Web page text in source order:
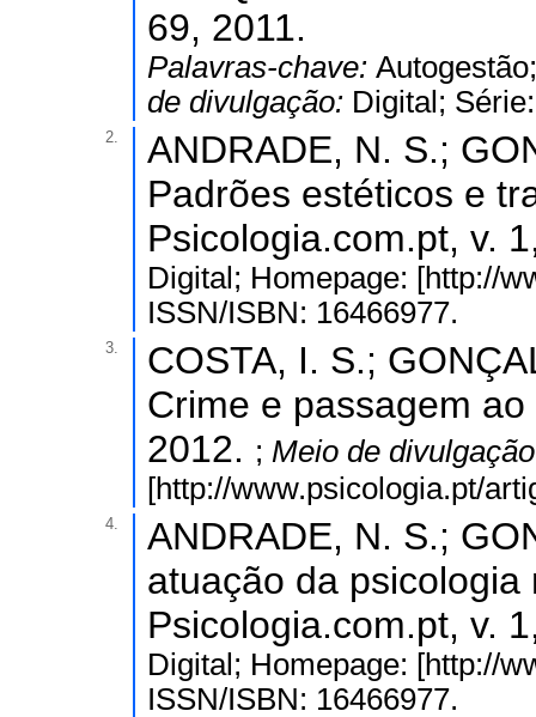
69, 2011.
Palavras-chave:
de divulgação: Digital;
2.
ANDRADE, N. S.;
Padrões estéticos e
Psicologia.com.pt, v.
Digital; Homepage: [http://
ISSN/ISBN: 16466977.
3.
COSTA, I. S.;
Crime e passagem
2012. ; Meio de
[http://www.psicologia.pt/
4.
ANDRADE, N. S.;
atuação da
Psicologia.com.pt, v.
Digital; Homepage: [http://
ISSN/ISBN: 16466977.